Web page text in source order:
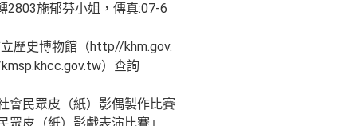
2803施郁芬小姐，傳真:07-6
歷史博物館（http//khm.gov.
）查詢
會民眾皮（紙）影偶製作比賽